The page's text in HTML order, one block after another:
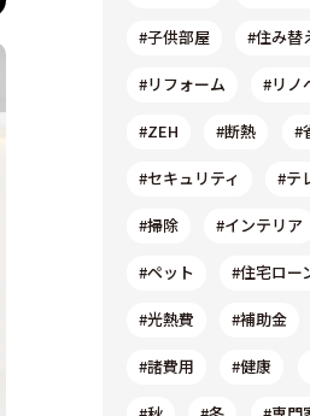
#子供部屋 #住み替
#リフォーム #リノ
#ZEH #断熱 #
#セキュリティ #テ
#掃除 #インテリア
#ペット #住宅ロー
#光熱費 #補助金
#諸費用 #健康